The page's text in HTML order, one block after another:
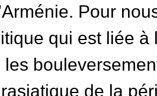
Pour
qui est liée
les
de la